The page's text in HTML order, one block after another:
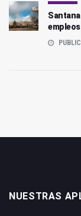
NUESTRAS